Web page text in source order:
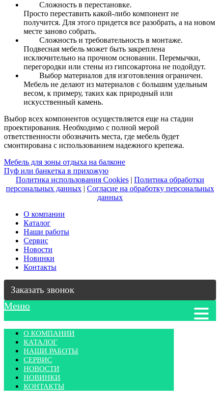
Сложность в перестановке.
Просто переставить какой-либо компонент не
получится. Для этого придется все разобрать, а на новом
месте заново собрать.
Сложность и требовательность в монтаже.
Подвесная мебель может быть закреплена
исключительно на прочном основании. Перемычки,
перегородки или стены из гипсокартона не подойдут.
Выбор материалов для изготовления ограничен.
Мебель не делают из материалов с большим удельным
весом, к примеру, таких как природный или
искусственный камень.
Выбор всех компонентов осуществляется еще на стадии
проектирования. Необходимо с полной мерой
ответственности обозначить места, где мебель будет
смонтирована с использованием надежного крепежа.
Навигация
по
записям
Мебель для зоны отдыха на балконе
Пуф или банкетка в прихожую
Политика использования Cookies | Политика обработки
персональных данных | Согласие на обработку персональных
данных
О компании
Каталог
Наши работы
Сервис
Новости
Новинки
Контакты
Заказать звонок
Меню
О КОМПАНИИ
КАТАЛОГ
НАШИ РАБОТЫ
СЕРВИС
НОВОСТИ
НОВИНКИ
КОНТАКТЫ